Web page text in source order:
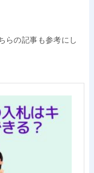
らの記事も参考にし